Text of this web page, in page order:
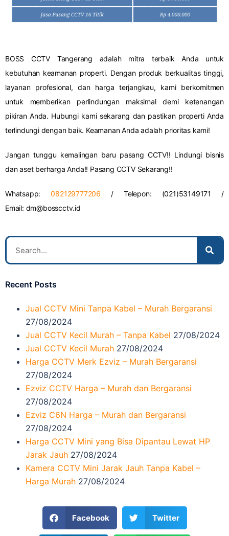
BOSS CCTV Tangerang adalah mitra terbaik Anda untuk
kebutuhan keamanan properti. Dengan produk berkualitas tinggi,
layanan profesional, dan harga terjangkau, kami berkomitmen
untuk memberikan perlindungan maksimal demi ketenangan
pikiran Anda. Hubungi kami sekarang dan pastikan properti Anda
terlindungi dengan baik. Keamanan Anda adalah prioritas kami!
Jangan tunggu kemalingan baru pasang CCTV!! Lindungi bisnis
dan aset berharga Anda!! Pasang CCTV Sekarang!!
Whatsapp:082129777206 / Telepon: (021)53149171 /
Email: dm@bosscctv.id
Recent Posts
Jual CCTV Mini Tanpa Kabel – Murah Bergaransi
27/08/2024
Jual CCTV Kecil Murah – Tanpa Kabel 27/08/2024
Jual CCTV Kecil Murah 27/08/2024
Harga CCTV Merk Ezviz – Murah Bergaransi
27/08/2024
Ezviz CCTV Harga – Murah dan Bergaransi
27/08/2024
Ezviz C6N Harga – Murah dan Bergaransi
27/08/2024
Harga CCTV Mini yang Bisa Dipantau Lewat HP
Jarak Jauh 27/08/2024
Kamera CCTV Mini Jarak Jauh Tanpa Kabel –
Harga Murah 27/08/2024
Facebook Twitter